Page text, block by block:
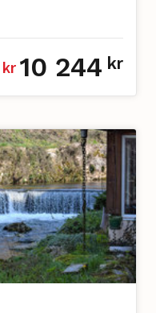
kr 10 244 kr